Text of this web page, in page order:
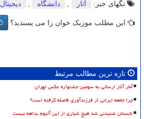
تگهای خبر:
آثار , دانشگاه , دیجیتال
این مطلب موزیک خوان را می پسندید؟
تازه ترین مطالب مرتبط
آمار آثار ارسالی به سومین جشنواره عکس تهران
چرا جامعه ایرانی از فرزندآوری فاصله گرفته است؟
تابستان شنیدنی شد هیچ شیاری از این آلبوم بداهه نیست